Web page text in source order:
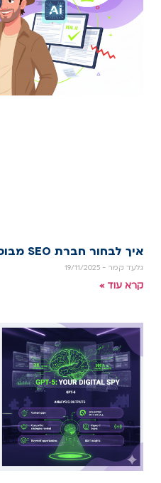
איך לבחור חברת SEO מבוססת בינה מלאכותית (AI)?
גלעד קמר
קרא עוד »